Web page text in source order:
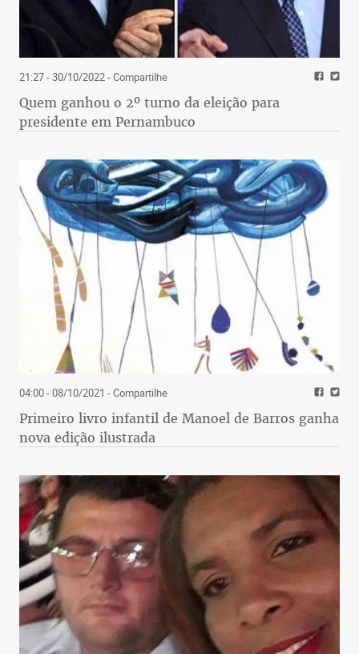
21:27 - 30/10/2022- Compartilhe
Quem ganhou o 2º turno da eleição para
presidente em Pernambuco
04:00 - 08/10/2021 - Compartilhe
Primeiro livro infantil de Manoel de Barros ganha
nova edição ilustrada